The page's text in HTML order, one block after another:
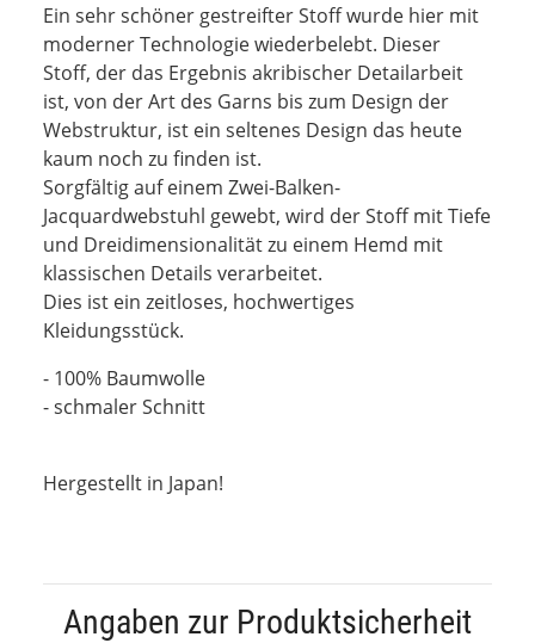
Ein sehr schöner gestreifter Stoff wurde hier mit
moderner Technologie wiederbelebt. Dieser
Stoff, der das Ergebnis akribischer Detailarbeit
ist, von der Art des Garns bis zum Design der
Webstruktur, ist ein seltenes Design das heute
kaum noch zu finden ist.
Sorgfältig auf einem Zwei-Balken-
Jacquardwebstuhl gewebt, wird der Stoff mit Tiefe
und Dreidimensionalität zu einem Hemd mit
klassischen Details verarbeitet.
Dies ist ein zeitloses, hochwertiges
Kleidungsstück.
- 100% Baumwolle
- schmaler Schnitt
Hergestellt in Japan!
Angaben zur Produktsicherheit